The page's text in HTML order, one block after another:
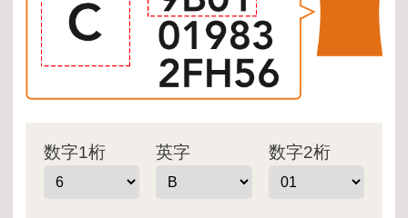
数字1桁 英字 数字2桁